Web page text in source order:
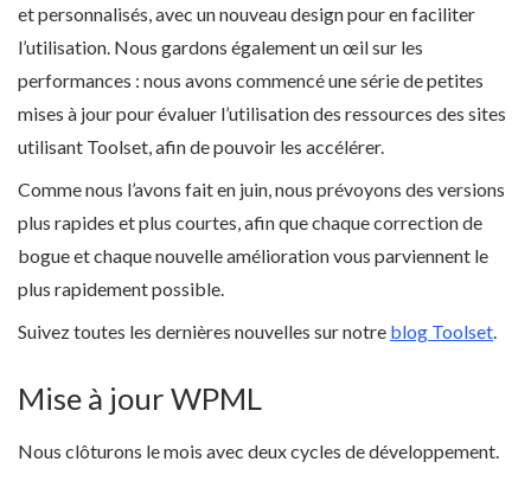
et personnalisés, avec un nouveau design pour en faciliter
l’utilisation. Nous gardons également un œil sur les
performances : nous avons commencé une série de petites
mises à jour pour évaluer l’utilisation des ressources des sites
utilisant Toolset, afin de pouvoir les accélérer.
Comme nous l’avons fait en juin, nous prévoyons des versions
plus rapides et plus courtes, afin que chaque correction de
bogue et chaque nouvelle amélioration vous parviennent le
plus rapidement possible.
Suivez toutes les dernières nouvelles sur notre blog Toolset.
Mise à jour WPML
Nous clôturons le mois avec deux cycles de développement.